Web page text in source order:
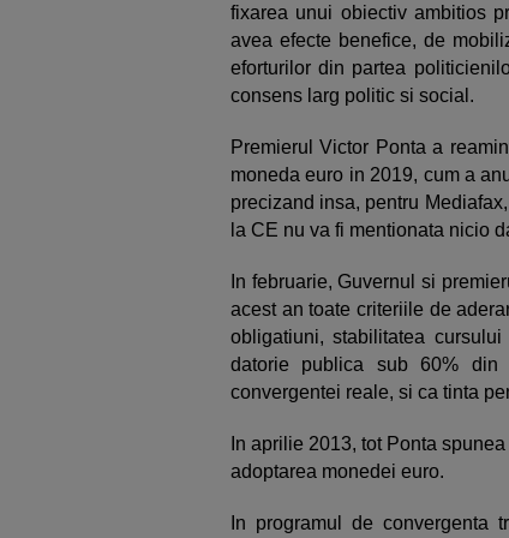
fixarea unui obiectiv ambitios
avea efecte benefice, de
eforturilor din partea
consens larg politic si social.
Premierul Victor Ponta a
moneda euro in 2019, cum a
precizand insa, pentru
la CE nu va fi mentionata nicio
In februarie, Guvernul si
acest an toate criteriile de
obligatiuni, stabilitatea
datorie publica sub 60%
convergentei reale, si ca tinta
In aprilie 2013, tot Ponta
adoptarea monedei euro.
In programul de convergenta